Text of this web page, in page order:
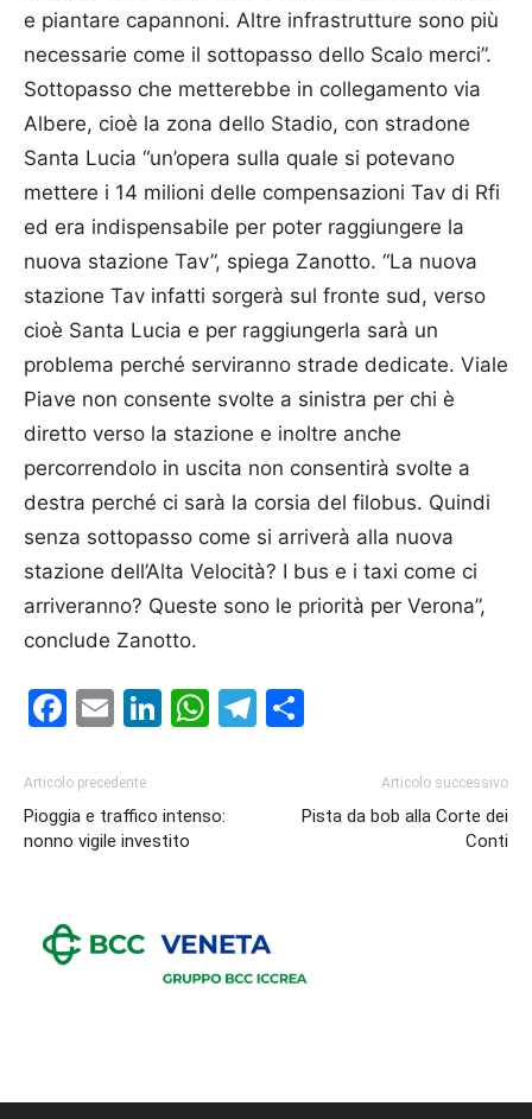
e piantare capannoni. Altre infrastrutture sono più
necessarie come il sottopasso dello Scalo merci”.
Sottopasso che metterebbe in collegamento via
Albere, cioè la zona dello Stadio, con stradone
Santa Lucia “un’opera sulla quale si potevano
mettere i 14 milioni delle compensazioni Tav di Rfi
ed era indispensabile per poter raggiungere la
nuova stazione Tav”, spiega Zanotto. “La nuova
stazione Tav infatti sorgerà sul fronte sud, verso
cioè Santa Lucia e per raggiungerla sarà un
problema perché serviranno strade dedicate. Viale
Piave non consente svolte a sinistra per chi è
diretto verso la stazione e inoltre anche
percorrendolo in uscita non consentirà svolte a
destra perché ci sarà la corsia del filobus. Quindi
senza sottopasso come si arriverà alla nuova
stazione dell’Alta Velocità? I bus e i taxi come ci
arriveranno? Queste sono le priorità per Verona”,
conclude Zanotto.
Facebook
EmailLinkedIn
WhatsApp
Telegram
Articolo precedente
Pioggia e traffico intenso:
nonno vigile investito
Articolo successivo
Pista da bob alla Corte dei
Conti